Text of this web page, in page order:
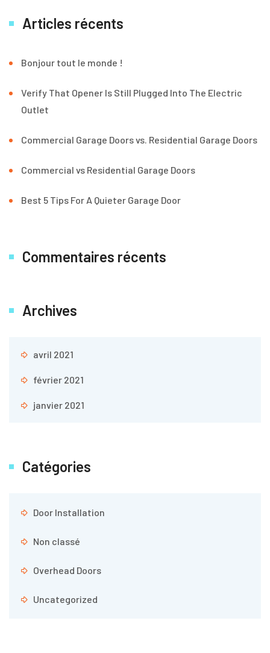
Articles récents
Bonjour tout le monde !
Verify That Opener Is Still Plugged Into The Electric
Outlet
Commercial Garage Doors vs. Residential Garage Doors
Commercial vs Residential Garage Doors
Best 5 Tips For A Quieter Garage Door
Commentaires récents
Archives
avril 2021
février 2021
janvier 2021
Catégories
Door Installation
Non classé
Overhead Doors
Uncategorized